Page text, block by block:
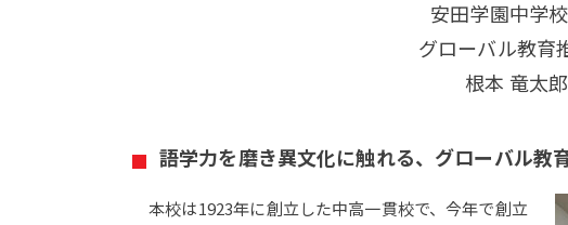
安田学園中学
グローバル教育
根本 竜太
語学力を磨き異文化に触れる、グローバル教
本校は1923年に創立した中高一貫校で、今年で創立